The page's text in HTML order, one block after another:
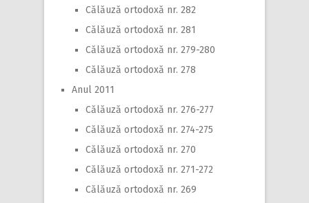
Călăuză ortodoxă nr. 282
Călăuză ortodoxă nr. 281
Călăuză ortodoxă nr. 279-280
Călăuză ortodoxă nr. 278
Anul 2011
Călăuză ortodoxă nr. 276-277
Călăuză ortodoxă nr. 274-275
Călăuză ortodoxă nr. 270
Călăuză ortodoxă nr. 271-272
Călăuză ortodoxă nr. 269